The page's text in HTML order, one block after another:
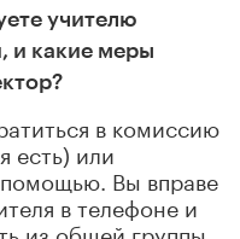
учителю
и какие меры
в комиссию
есть) или
Вы вправе
в телефоне и
из общей группы